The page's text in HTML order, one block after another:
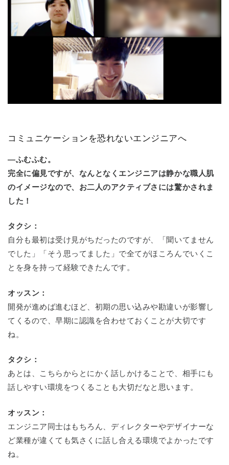
コミュニケーションを恐れないエンジニアへ
―ふむふむ。
完全に偏見ですが、なんとなくエンジニアは静かな職人肌
のイメージなので、お二人のアクティブさには驚かされま
した！
タクシ：
自分も最初は受け見がちだったのですが、「聞いてません
でした」「そう思ってました」で全てがほころんでいくこ
とを身を持って経験できたんです。
オッスン：
開発が進めば進むほど、初期の思い込みや勘違いが影響し
てくるので、早期に認識を合わせておくことが大切です
ね。
タクシ：
あとは、こちらからとにかく話しかけることで、相手にも
話しやすい環境をつくることも大切だなと思います。
オッスン：
エンジニア同士はもちろん、ディレクターやデザイナーな
ど業種が違くても気さくに話し合える環境でよかったです
ね。